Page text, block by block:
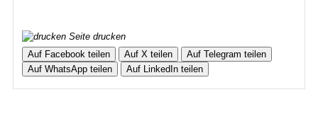
Seite drucken
Auf Facebook teilen
Auf X teilen
Auf Telegram teilen
Auf WhatsApp teilen
Auf LinkedIn teilen